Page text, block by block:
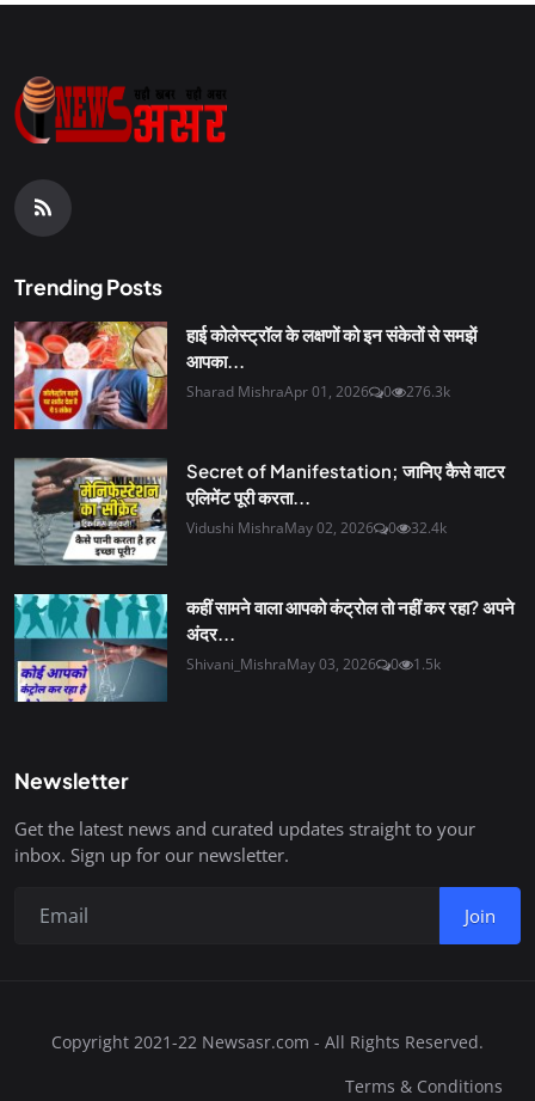
Trending Posts
हाई कोलेस्ट्रॉल के लक्षणों को इन संकेतों से समझें
आपका...
Sharad MishraApr 01, 2026 0 276.3k
Secret of Manifestation; जानिए कैसे वाटर
एलिमेंट पूरी करता...
Vidushi MishraMay 02, 2026 0 32.4k
कहीं सामने वाला आपको कंट्रोल तो नहीं कर रहा? अपने
अंदर...
Shivani_MishraMay 03, 2026 0 1.5k
Newsletter
Get the latest news and curated updates straight to your
inbox. Sign up for our newsletter.
Join
Copyright 2021-22 Newsasr.com - All Rights Reserved.
Terms & Conditions